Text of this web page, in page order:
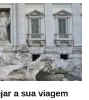
a sua viagem